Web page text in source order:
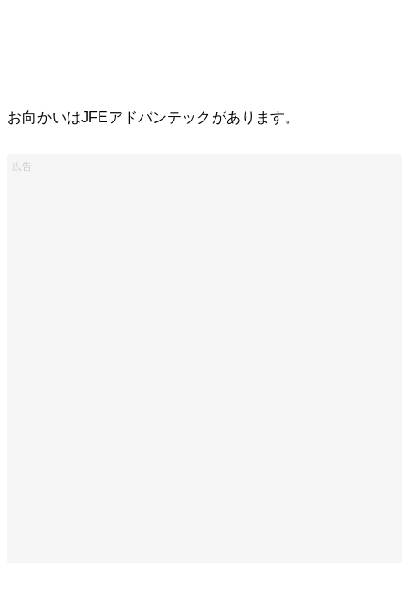
お向かいはJFEアドバンテックがあります。